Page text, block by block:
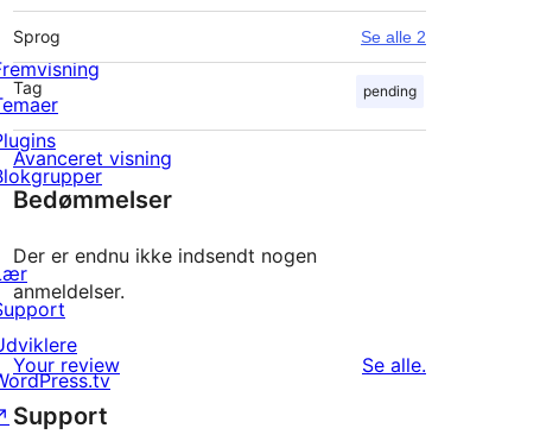
Sprog Se alle 2
Tag pending
Avanceret visning
Bedømmelser
Der er endnu ikke indsendt nogen
anmeldelser.
Your review Se alleanmeldelser
.
Support